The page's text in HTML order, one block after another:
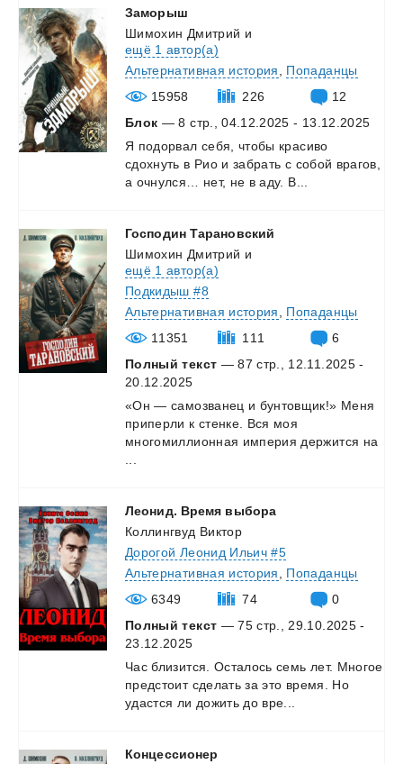
Заморыш
Шимохин Дмитрий и
ещё 1 автор(а)
Альтернативная история
Попаданцы
15958
226
12
Блок — 8 стр., 04.12.2025 - 13.12.2025
Я подорвал себя, чтобы красиво
сдохнуть в Рио и забрать с собой врагов,
а очнулся… нет, не в аду. В...
Господин Тарановский
Шимохин Дмитрий и
ещё 1 автор(а)
Подкидыш #8
Альтернативная история
Попаданцы
11351
111
6
Полный текст — 87 стр., 12.11.2025 -
20.12.2025
«Он — самозванец и бунтовщик!» Меня
приперли к стенке. Вся моя
многомиллионная империя держится на
Леонид. Время выбора
Коллингвуд Виктор
Дорогой Леонид Ильич #5
Альтернативная история
Попаданцы
6349
74
0
Полный текст — 75 стр., 29.10.2025 -
23.12.2025
Час близится. Осталось семь лет. Многое
предстоит сделать за это время.
Но
удастся ли дожить до вре...
Концессионер